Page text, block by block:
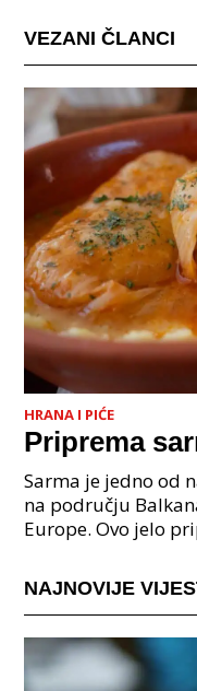
VEZANI ČLANCI
HRANA I PIĆE
Priprema
Sarma je jedno od
na području
Europe. Ovo jelo
NAJNOVIJE